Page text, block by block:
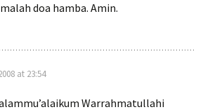
doa hamba. Amin.
at 23:54
Warrahmatullahi